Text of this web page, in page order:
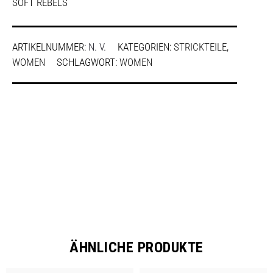
SOFT REBELS
ARTIKELNUMMER: N. V. KATEGORIEN: STRICKTEILE,
WOMEN
SCHLAGWORT: WOMEN
ÄHNLICHE PRODUKTE